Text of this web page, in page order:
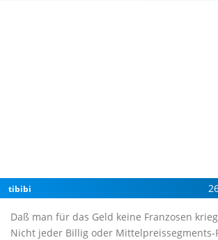
tibibi
Daß man für das Geld keine Franzosen
Nicht jeder Billig oder Mittelpreissegments-